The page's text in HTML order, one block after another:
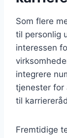
Som flere
til personlig
interessen
integrere
tjenester for
til
Fremtidige